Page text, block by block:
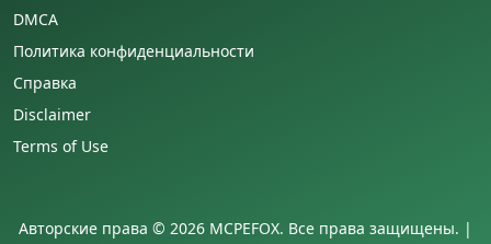
DMCA
Политика конфиденциальности
Справка
Disclaimer
Terms of Use
Авторские права © 2026 MCPEFOX. Все права защищены. |